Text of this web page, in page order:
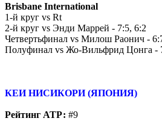
Brisbane International
1-й круг vs Rt
2-й круг vs Энди Маррей - 7:5, 6:2
Четвертьфинал vs Милош Раонич -
Полуфинал vs Жо-Вильфрид Цонга -
КЕИ НИСИКОРИ (ЯПОНИЯ)
Рейтинг АТР: #9